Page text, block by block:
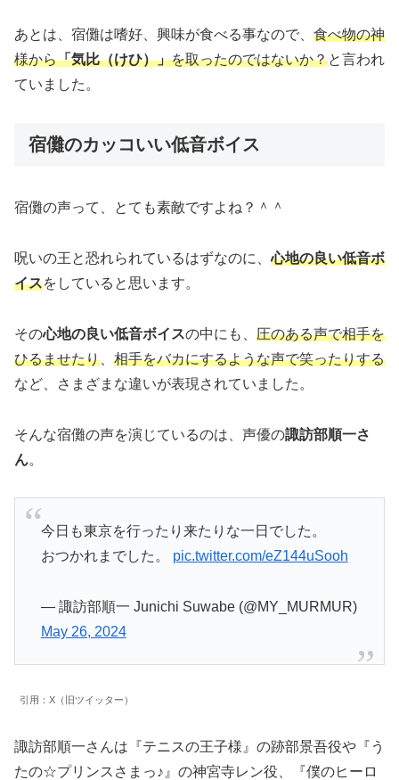
あとは、宿儺は嗜好、興味が食べる事なので、 食べ物の神
様から「気比（けひ）」を取ったのではないか？と言われ
ていました。
宿儺のカッコいい低音ボイス
宿儺の声って、とても素敵ですよね？＾＾
呪いの王と恐れられているはずなのに、心地の良い低音ボ
イスをしていると思います。
その心地の良い低音ボイスの中にも、 圧のある声で相手を
ひるませたり
相手をバカにするような声で笑ったりする
など、さまざまな違いが表現されていました。
そんな宿儺の声を演じているのは、声優の諏訪部順一さ
ん。
今日も東京を行ったり来たりな一日でした。
おつかれまでした。 pic.twitter.com/eZ144uSooh
— 諏訪部順一 Junichi Suwabe (@MY_MURMUR)
May 26, 2024
引用：X（旧ツイッター）
諏訪部順一さんは『テニスの王子様』の跡部景吾役や『う
たの☆プリンスさまっ♪』の神宮寺レン役、『僕のヒーロ